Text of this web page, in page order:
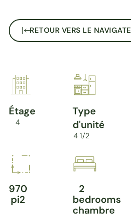
RETOUR VERS LE
Étage
4
Type
d'unité
4 1/2
970
pi2
2
bedrooms
chambre